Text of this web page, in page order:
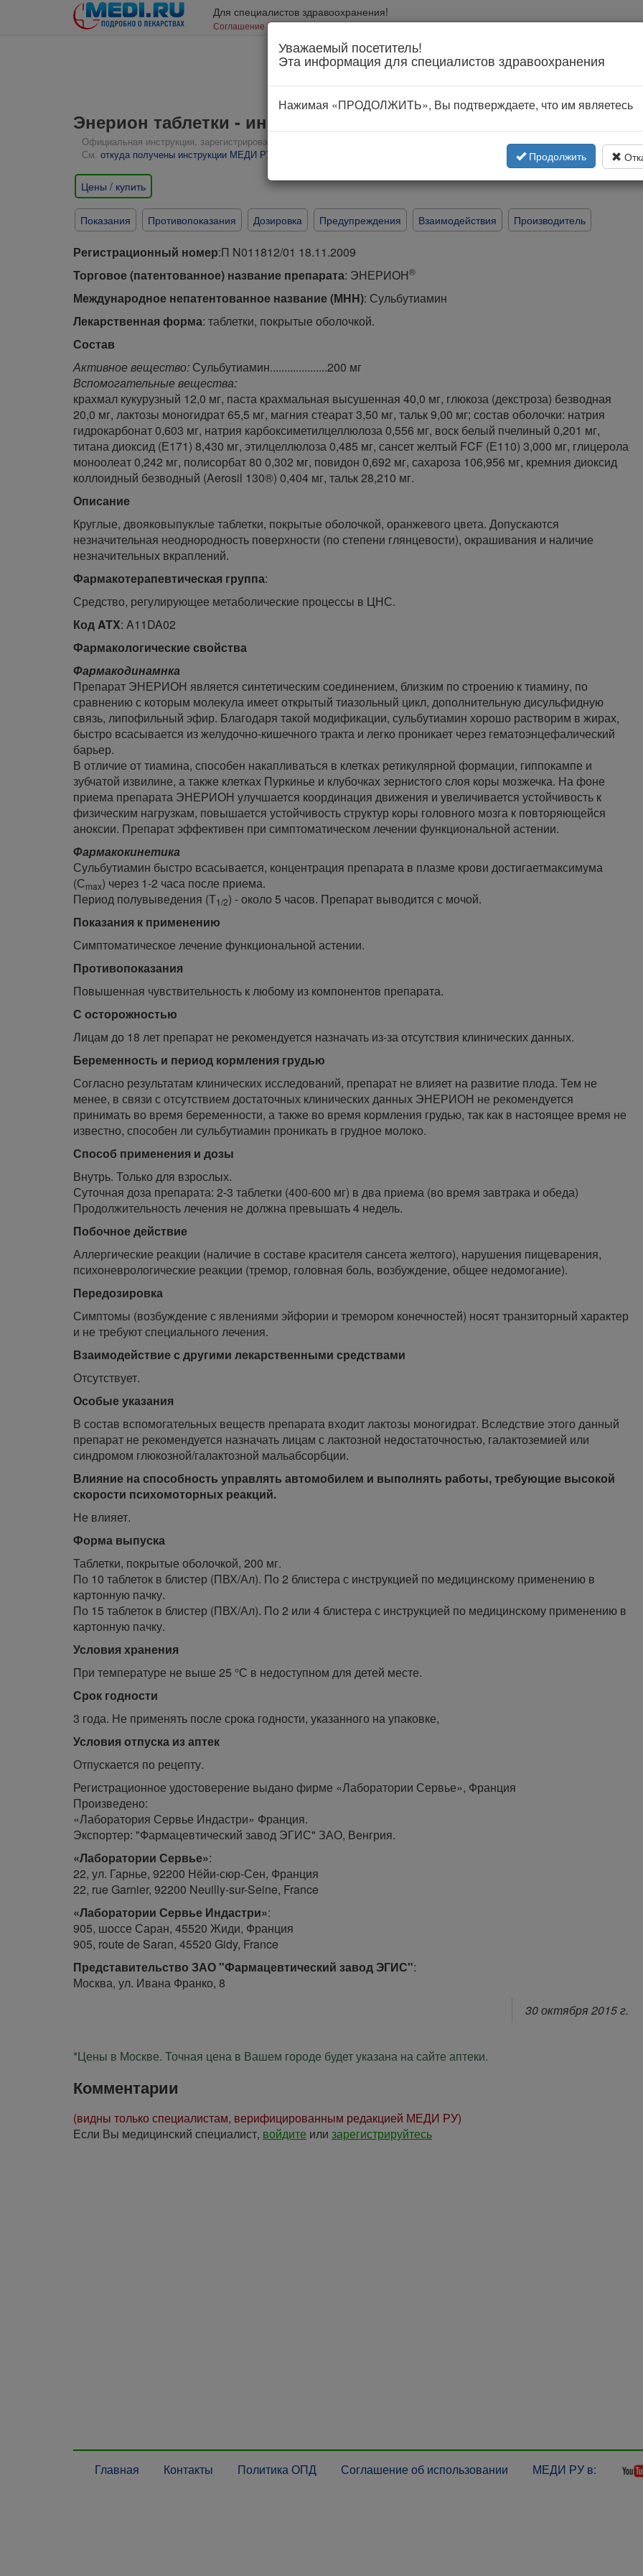
Для специалистов здравоохранения!
Соглашение об использовании
Уважаемый посетитель!
Эта информация для специалистов здравоохранения
Нажимая «ПРОДОЛЖИТЬ», Вы подтверждаете, что им являетесь
Продолжить
Энерион таблетки - инструкция по применению
Официальная инструкция, зарегистрированная Минздравом РФ (по grls.rosminzdrav.ru)
См. откуда получены инструкции МЕДИ РУ
Цены / купить
Показания Противопоказания Дозировка Предупреждения Взаимодействия Производитель
Регистрационный номер:П N011812/01 18.11.2009
Торговое (патентованное) название препарата: ЭНЕРИОН®
Международное непатентованное название (МНН): Сульбутиамин
Лекарственная форма: таблетки, покрытые оболочкой.
Состав
Активное вещество: Сульбутиамин....................200 мг
Вспомогательные вещества:
крахмал кукурузный 12,0 мг, паста крахмальная высушенная 40,0 мг, глюкоза (декстроза) безводная
20,0 мг, лактозы моногидрат 65,5 мг, магния стеарат 3,50 мг, тальк 9,00 мг; состав оболочки: натрия
гидрокарбонат 0,603 мг, натрия карбоксиметилцеллюлоза 0,556 мг, воск белый пчелиный 0,201 мг,
титана диоксид (Е171) 8,430 мг, этилцеллюлоза 0,485 мг, сансет желтый FCF (Е110) 3,000 мг, глицерола
моноолеат 0,242 мг, полисорбат 80 0,302 мг, повидон 0,692 мг, сахароза 106,956 мг, кремния диоксид
коллоидный безводный (Aerosil 130®) 0,404 мг, тальк 28,210 мг.
Описание
Круглые, двояковыпуклые таблетки, покрытые оболочкой, оранжевого цвета. Допускаются
незначительная неоднородность поверхности (по степени глянцевости), окрашивания и наличие
незначительных вкраплений.
Фармакотерапевтическая группа:
Средство, регулирующее метаболические процессы в ЦНС.
Код ATX: A11DA02
Фармакологические свойства
Фармакодинамнка
Препарат ЭНЕРИОН является синтетическим соединением, близким по строению к тиамину, по
сравнению с которым молекула имеет открытый тиазольный цикл, дополнительную дисульфидную
связь, липофильный эфир. Благодаря такой модификации, сульбутиамин хорошо растворим в жирах,
быстро всасывается из желудочно-кишечного тракта и легко проникает через гематоэнцефалический
барьер.
В отличие от тиамина, способен накапливаться в клетках ретикулярной формации, гиппокампе и
зубчатой извилине, а также клетках Пуркинье и клубочках зернистого слоя коры мозжечка. На фоне
приема препарата ЭНЕРИОН улучшается координация движения и увеличивается устойчивость к
физическим нагрузкам, повышается устойчивость структур коры головного мозга к повторяющейся
аноксии. Препарат эффективен при симптоматическом лечении функциональной астении.
Фармакокинетика
Сульбутиамин быстро всасывается, концентрация препарата в плазме крови достигаетмаксимума
(Сmax) через 1-2 часа после приема.
Период полувыведения (Т1/2) - около 5 часов. Препарат выводится с мочой.
Показания к применению
Симптоматическое лечение функциональной астении.
Противопоказания
Повышенная чувствительность к любому из компонентов препарата.
С осторожностью
Лицам до 18 лет препарат не рекомендуется назначать из-за отсутствия клинических данных.
Беременность и период кормления грудью
Согласно результатам клинических исследований, препарат не влияет на развитие плода. Тем не
менее, в связи с отсутствием достаточных клинических данных ЭНЕРИОН не рекомендуется
принимать во время беременности, а также во время кормления грудью, так как в настоящее время не
известно, способен ли сульбутиамин проникать в грудное молоко.
Способ применения и дозы
Внутрь. Только для взрослых.
Суточная доза препарата: 2-3 таблетки (400-600 мг) в два приема (во время завтрака и обеда)
Продолжительность лечения не должна превышать 4 недель.
Побочное действие
Аллергические реакции (наличие в составе красителя сансета желтого), нарушения пищеварения,
психоневрологические реакции (тремор, головная боль, возбуждение, общее недомогание).
Передозировка
Симптомы (возбуждение с явлениями эйфории и тремором конечностей) носят транзиторный характер
и не требуют специального лечения.
Взаимодействие с другими лекарственными средствами
Отсутствует.
Особые указания
В состав вспомогательных веществ препарата входит лактозы моногидрат. Вследствие этого данный
препарат не рекомендуется назначать лицам с лактозной недостаточностью, галактоземией или
синдромом глюкозной/галактозной мальабсорбции.
Влияние на способность управлять автомобилем и выполнять работы, требующие высокой
скорости психомоторных реакций.
Не влияет.
Форма выпуска
Таблетки, покрытые оболочкой, 200 мг.
По 10 таблеток в блистер (ПВХ/Ал). По 2 блистера с инструкцией по медицинскому применению в
картонную пачку.
По 15 таблеток в блистер (ПВХ/Ал). По 2 или 4 блистера с инструкцией по медицинскому применению в
картонную пачку.
Условия хранения
При температуре не выше 25 °С в недоступном для детей месте.
Срок годности
3 года. Не применять после срока годности, указанного на упаковке,
Условия отпуска из аптек
Отпускается по рецепту.
Регистрационное удостоверение выдано фирме «Лаборатории Сервье», Франция
Произведено:
«Лаборатория Сервье Индастри» Франция.
Экспортер: "Фармацевтический завод ЭГИС" ЗАО, Венгрия.
«Лаборатории Сервье»:
22, ул. Гарнье, 92200 Нёйи-сюр-Сен, Франция
22, rue Garnier, 92200 Neuilly-sur-Seine, France
«Лаборатории Сервье Индастри»:
905, шоссе Саран, 45520 Жиди, Франция
905, route de Saran, 45520 Gidy, France
Представительство ЗАО "Фармацевтический завод ЭГИС":
Москва, ул. Ивана Франко, 8
30 октября 2015 г.
*Цены в Москве. Точная цена в Вашем городе будет указана на сайте аптеки.
Комментарии
(видны только специалистам, верифицированным редакцией МЕДИ РУ)
Если Вы медицинский специалист, войдите или зарегистрируйтесь
Главная Контакты Политика ОПД Соглашение об использовании МЕДИ РУ в: